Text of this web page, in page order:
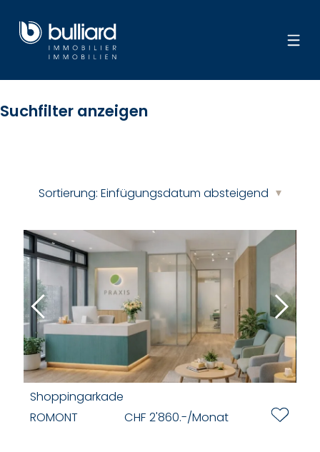
Suchfilter anzeigen
Sortierung: Einfügungsdatum absteigend
Shoppingarkade
ROMONT
CHF 2'860.-/Monat